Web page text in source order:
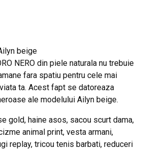
beige
NERO din piele naturala nu trebuie
fara spatiu pentru cele mai
ta. Acest fapt se datoreaza
ale modelului Ailyn beige.
gold, haine asos, sacou scurt dama,
animal print, vesta armani,
replay, tricou tenis barbati, reduceri